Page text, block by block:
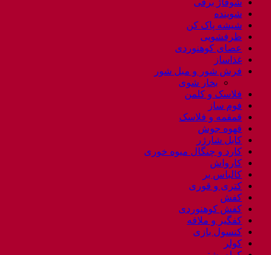
شوینده
شیشه پاک کن
ظرفشویی
عصای کوهنوردی
غذاساز
فرش شور و مبل شور
بخار شوی
فلاسک و کلمن
فوم ساز
قمقمه و فلاسک
قهوه جوش
کابل شارژر
کارد و چنگال میوه خوری
کارواش
کالباس بر
کتری و قوری
کفش
کفش کوهنوردی
کفگیر و ملاقه
کنسول بازی
کولر